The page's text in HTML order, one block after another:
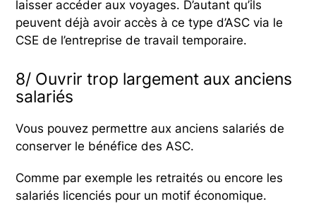
laisser accéder aux voyages. D’autant qu’ils
peuvent déjà avoir accès à ce type d’ASC via le
CSE de l’entreprise de travail temporaire.
8/ Ouvrir trop largement aux anciens
salariés
Vous pouvez permettre aux anciens salariés de
conserver le bénéfice des ASC.
Comme par exemple les retraités ou encore les
salariés licenciés pour un motif économique.